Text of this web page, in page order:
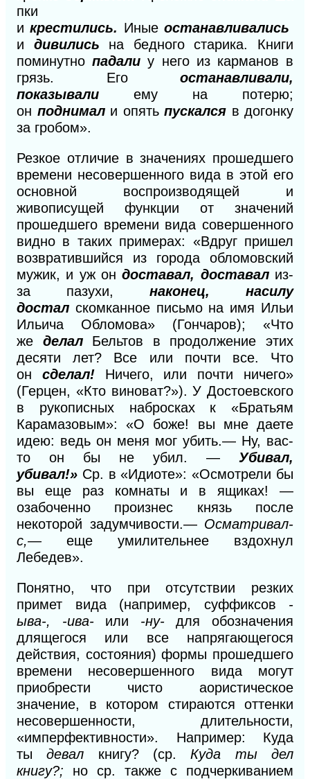
пки
икрестились. Иныеостанавливались
и дивились на бедного старика. Книги
поминутнопадалиу него из карманов в
грязь. Его останавливали,
показывали ему на потерю;
он поднимал и опять пускался в догонку
за гробом».
Резкое отличие в значениях прошедшего
времени несовершенного вида в этой его
основной воспроизводящей и
живописущей функции от значений
прошедшего времени вида совершенного
видно в таких примерах: «Вдруг пришел
возвратившийся из города обломовский
мужик, и уж ондоставал, доставал из-
за пазухи, наконец, насилу
достал скомканное письмо на имя Ильи
Ильича Обломова» (Гончаров); «Что
же делал Бельтов в продолжение этих
десяти лет? Все или почти все. Что
он сделал! Ничего, или почти ничего»
(Герцен, «Кто виноват?»). У Достоевского
в рукописных набросках к «Братьям
Карамазовым»: «О боже! вы мне даете
идею: ведь он меня мог убить.— Ну, вас-
то он бы не убил. — Убивал,
убивал!» Ср. в «Идиоте»: «Осмотрели бы
вы еще раз комнаты и в ящиках! —
озабоченно произнес князь после
некоторой задумчивости.— Осматривал-
с,— еще умилительнее вздохнул
Лебедев».
Понятно, что при отсутствии резких
примет вида (например, суффиксов -
ыва-, -ива- или -ну-для обозначения
длящегося или все напрягающегося
действия, состояния) формы прошедшего
времени несовершенного вида могут
приобрести чисто аористическое
значение, в котором стираются оттенки
несовершенности, длительности,
«имперфективности». Например: Куда
тыдевал книгу? (ср.Куда ты дел
книгу?; но ср. также с подчеркиванием